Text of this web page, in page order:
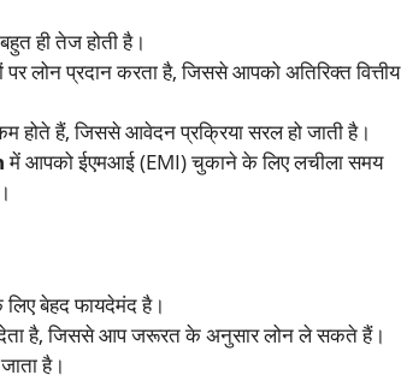
ही तेज होती है।
लोन प्रदान करता है, जिससे आपको अतिरिक्त वित्तीय
होते हैं, जिससे आवेदन प्रक्रिया सरल हो जाती है।
में आपको ईएमआई (EMI) चुकाने के लिए लचीला समय
लिए बेहद फायदेमंद है।
है, जिससे आप जरूरत के अनुसार लोन ले सकते हैं।
है।